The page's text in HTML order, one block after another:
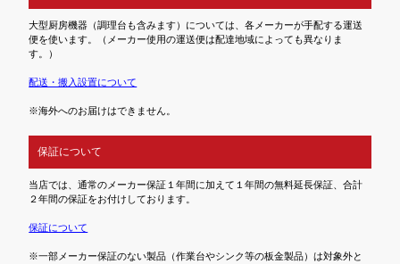
大型厨房機器（調理台も含みます）については、各メーカーが手配する運送
便を使います。（メーカー使用の運送便は配達地域によっても異なりま
す。）
配送・搬入設置について
※海外へのお届けはできません。
保証について
当店では、通常のメーカー保証１年間に加えて１年間の無料延長保証、合計
２年間の保証をお付けしております。
保証について
※一部メーカー保証のない製品（作業台やシンク等の板金製品）は対象外と